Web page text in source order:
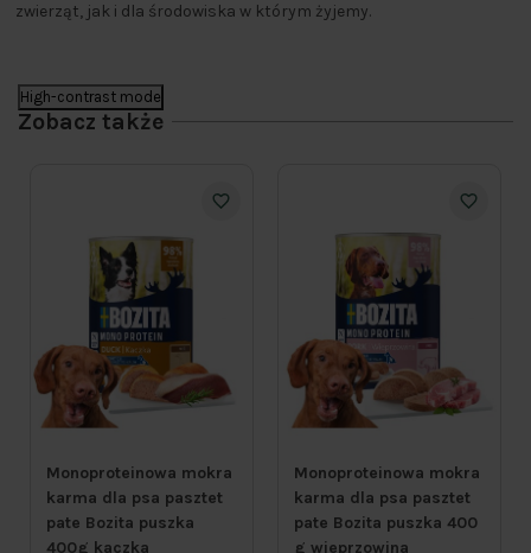
zwierząt, jak i dla środowiska w którym żyjemy.
High-contrast mode
Zobacz także
Monoproteinowa mokra
karma dla psa pasztet
pate Bozita puszka
400g kaczka
Monoproteinowa mokra
karma dla psa pasztet
pate Bozita puszka 400
g wieprzowina